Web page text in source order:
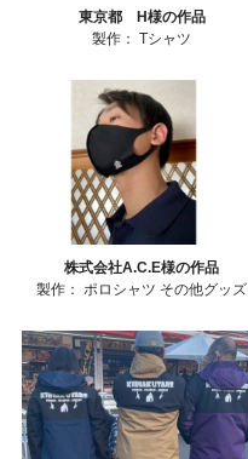
東京都 H様の作品
製作： Tシャツ
株式会社A.C.E様の作品
製作： ポロシャツ その他グッズ